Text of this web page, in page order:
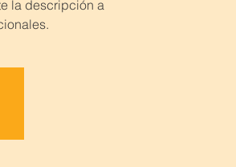
la descripción a